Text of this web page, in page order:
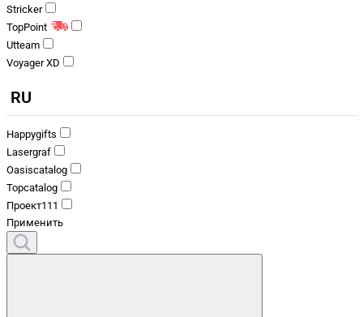
Stricker
TopPoint
Utteam
Voyager XD
RU
Happygifts
Lasergraf
Oasiscatalog
Topcatalog
Проект111
Применить